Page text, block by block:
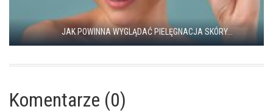
JAK POWINNA WYGLĄDAĆ PIELĘGNACJA SKÓRY...
Komentarze (0)